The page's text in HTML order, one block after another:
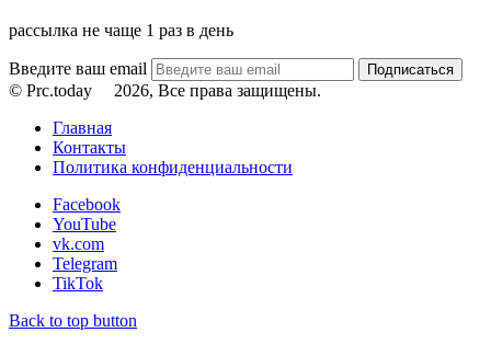
рассылка не чаще 1 раз в день
Введите ваш email
© Prc.today
2026, Все права защищены.
Главная
Контакты
Политика конфиденциальности
Facebook
YouTube
vk.com
Telegram
TikTok
Back to top button